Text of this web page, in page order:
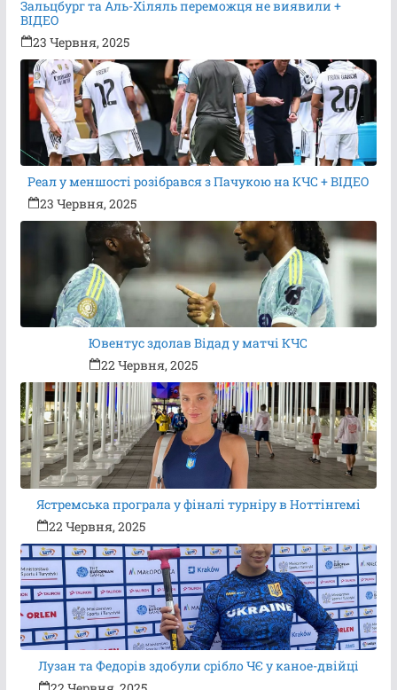
Зальцбург та Аль-Хіляль переможця не виявили +
ВІДЕО
23 Червня, 2025
Реал у меншості розібрався з Пачукою на КЧС + ВІДЕО
23 Червня, 2025
Ювентус здолав Відад у матчі КЧС
22 Червня, 2025
Ястремська програла у фіналі турніру в Ноттінгемі
22 Червня, 2025
Лузан та Федорів здобули срібло ЧЄ у каное-двійці